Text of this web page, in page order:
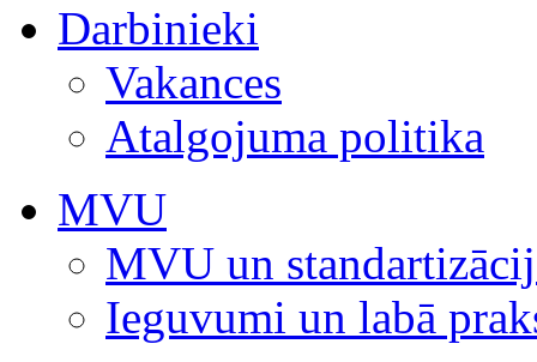
Darbinieki
Vakances
Atalgojuma politika
MVU
MVU un
Ieguvumi un labā